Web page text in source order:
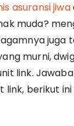
asuransi jiwa
muda?
juga
murni,
link.
link, berikut